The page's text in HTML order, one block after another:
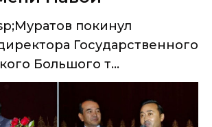
покинул
Государственного
Большого т...